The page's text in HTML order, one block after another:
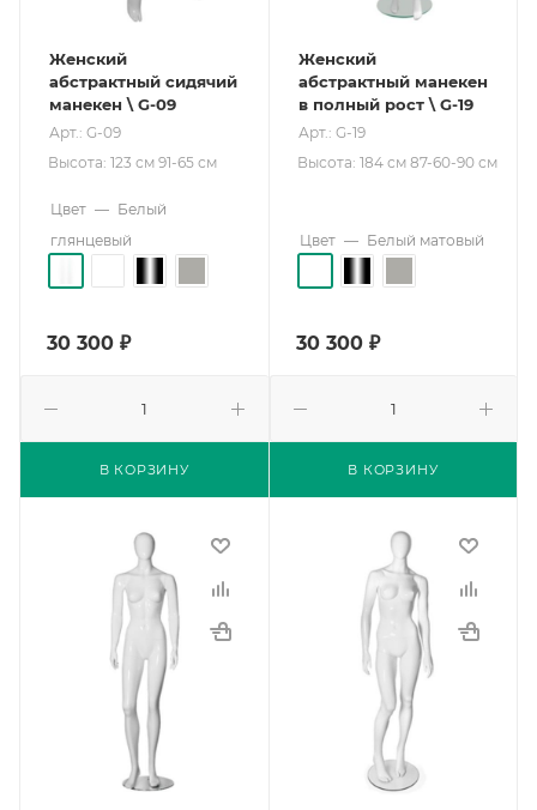
Женский
абстрактный сидячий
манекен \ G-09
Арт.: G-09
Высота: 123 см 91-65 см
В КОРЗИНУ
Цвет — Белый
глянцевый
30 300 ₽
Женский
абстрактный манекен
в полный рост \ G-19
Арт.: G-19
Высота: 184 см 87-60-90 см
В КОРЗИНУ
Цвет — Белый матовый
30 300₽